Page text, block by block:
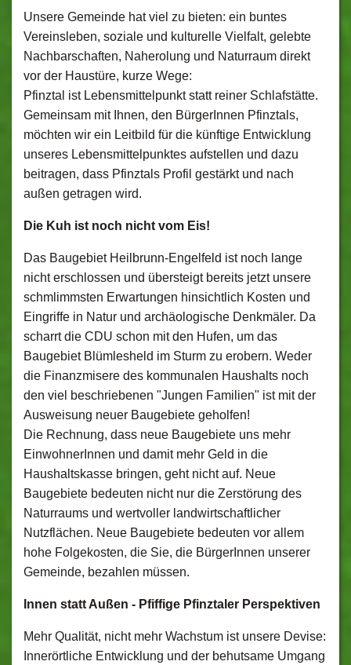
Unsere Gemeinde hat viel zu bieten: ein buntes
Vereinsleben, soziale und kulturelle Vielfalt, gelebte
Nachbarschaften, Naherolung und Naturraum direkt
vor der Haustüre, kurze Wege:
Pfinztal ist Lebensmittelpunkt statt reiner Schlafstätte.
Gemeinsam mit Ihnen, den BürgerInnen Pfinztals,
möchten wir ein Leitbild für die künftige Entwicklung
unseres Lebensmittelpunktes aufstellen und dazu
beitragen, dass Pfinztals Profil gestärkt und nach
außen getragen wird.
Die Kuh ist noch nicht vom Eis!
Das Baugebiet Heilbrunn-Engelfeld ist noch lange
nicht erschlossen und übersteigt bereits jetzt unsere
schmlimmsten Erwartungen hinsichtlich Kosten und
Eingriffe in Natur und archäologische Denkmäler. Da
scharrt die CDU schon mit den Hufen, um das
Baugebiet Blümlesheld im Sturm zu erobern. Weder
die Finanzmisere des kommunalen Haushalts noch
den viel beschriebenen "Jungen Familien" ist mit der
Ausweisung neuer Baugebiete geholfen!
Die Rechnung, dass neue Baugebiete uns mehr
EinwohnerInnen und damit mehr Geld in die
Haushaltskasse bringen, geht nicht auf. Neue
Baugebiete bedeuten nicht nur die Zerstörung des
Naturraums und wertvoller landwirtschaftlicher
Nutzflächen. Neue Baugebiete bedeuten vor allem
hohe Folgekosten, die Sie, die BürgerInnen unserer
Gemeinde, bezahlen müssen.
Innen statt Außen - Pfiffige Pfinztaler Perspektiven
Mehr Qualität, nicht mehr Wachstum ist unsere Devise:
Innerörtliche Entwicklung und der behutsame Umgang